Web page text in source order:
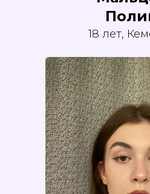
18 лет,